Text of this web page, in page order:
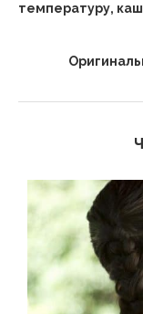
температуру,